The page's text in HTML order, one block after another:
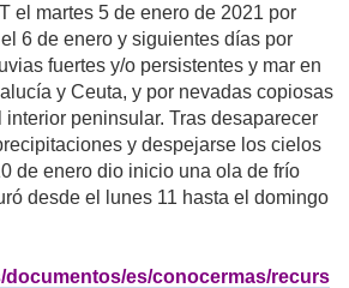
el martes 5 de enero de 2021 por
6 de enero y siguientes días por
fuertes y/o persistentes y mar en
y Ceuta, y por nevadas copiosas
peninsular. Tras desaparecer
y despejarse los cielos
de enero dio inicio una ola de frío
desde el lunes 11 hasta el domingo
documentos/es/conocermas/recurs